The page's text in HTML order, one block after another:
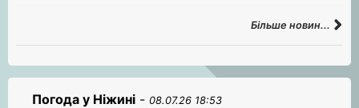
Більше новин...
Погода у Ніжині - 08.07.26 18:53